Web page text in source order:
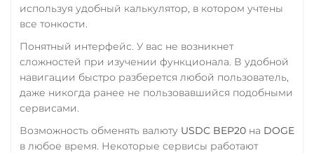
используя удобный калькулятор, в котором учтены
все тонкости.
Понятный интерфейс. У вас не возникнет
сложностей при изучении функционала. В удобной
навигации быстро разберется любой пользователь,
даже никогда ранее не пользовавшийся подобными
сервисами.
Возможность обменять валюту USDC BEP20 на DOGE
в любое время. Некоторые сервисы работают